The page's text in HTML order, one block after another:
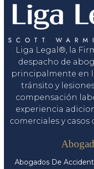
Liga Legal®, la
despacho de
principalmente en
tránsito y
compensación
experiencia
comerciales y
Abogados De